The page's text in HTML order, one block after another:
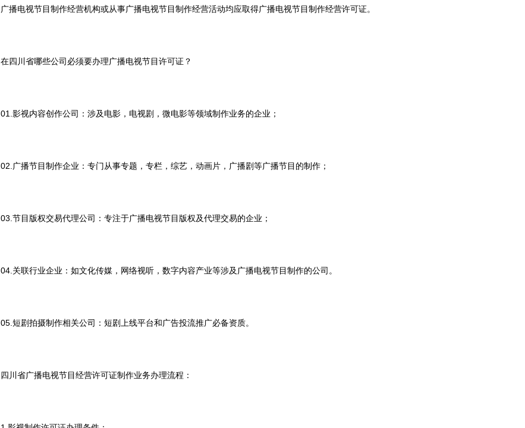
广播电视节目制作经营机构或从事广播电视节目制作经营活动均应取得广播电视节目制作经营许可证。
在四川省哪些公司必须要办理广播电视节目许可证？
01.影视内容创作公司：涉及电影，电视剧，微电影等领域制作业务的企业；
02.广播节目制作企业：专门从事专题，专栏，综艺，动画片，广播剧等广播节目的制作；
03.节目版权交易代理公司：专注于广播电视节目版权及代理交易的企业；
04.关联行业企业：如文化传媒，网络视听，数字内容产业等涉及广播电视节目制作的公司。
05.短剧拍摄制作相关公司：短剧上线平台和广告投流推广必备资质。
四川省广播电视节目经营许可证制作业务办理流程：